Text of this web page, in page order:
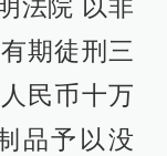
法院 以非
期徒刑三
民币十万
品予以没